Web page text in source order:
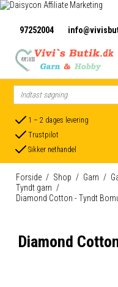
97252004
1 – 2 dages levering
Trustpilot
Sikker nethandel
Forside / Shop / Garn /
Tyndt garn /
Diamond Cotton - Tyndt
Diamond